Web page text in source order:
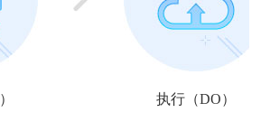
执行（DO）